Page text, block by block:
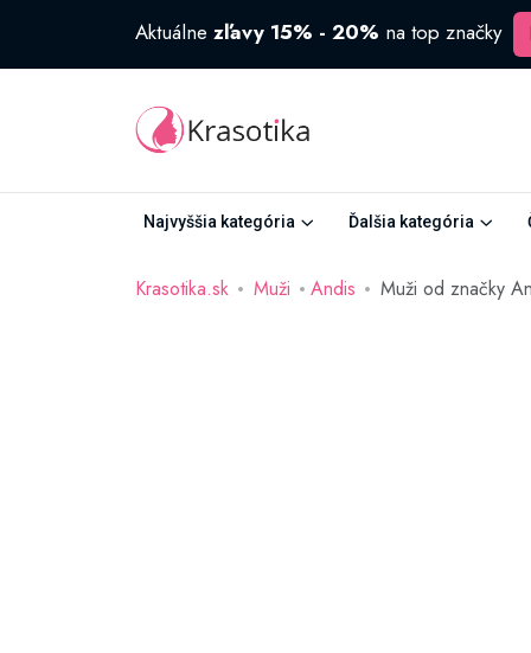
Aktuálne zľavy 15% - 20% na top značky
Najvyššia kategória Ďalšia kategória
Krasotika.sk Muži Andis Muži od značky